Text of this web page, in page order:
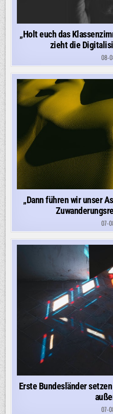
„Holt euch das
zieht die
08-
„Dann führen wir unser
07-
Erste Bundesländer
07-